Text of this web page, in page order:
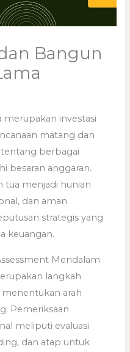
Bangun
merupakan investasi
matang dan
berbagai
besaran anggaran.
tua menjadi hunian
dan aman
strategis yang
keuangan.
Mendalam
langkah
arah
Pemeriksaan
meliputi evaluasi
dan atap untuk